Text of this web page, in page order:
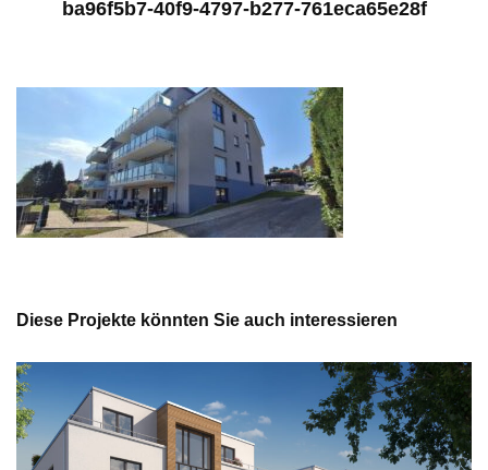
ba96f5b7-40f9-4797-b277-761eca65e28f
Diese Projekte könnten Sie auch interessieren